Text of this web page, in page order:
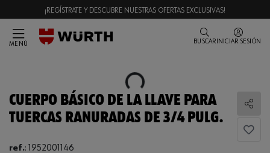
¡REGÍSTRATE Y DESCUBRE NUESTRAS OFERTAS EXCLUSIVAS!
MENÚ BUSCAR INICIAR SESIÓN
Loading...
CUERPO BÁSICO DE LA LLAVE PARA
TUERCAS RANURADAS DE 3/4 PULG.
ref.:1952001146